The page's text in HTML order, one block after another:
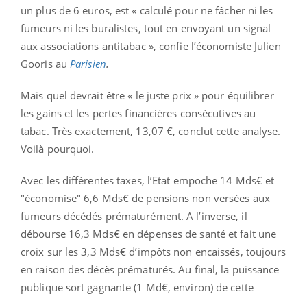
un plus de 6 euros, est « calculé pour ne fâcher ni les
fumeurs ni les buralistes, tout en envoyant un signal
aux associations antitabac », confie l’économiste Julien
Gooris au Parisien.
Mais quel devrait être « le juste prix » pour équilibrer
les gains et les pertes financières consécutives au
tabac. Très exactement, 13,07 €, conclut cette analyse.
Voilà pourquoi.
Avec les différentes taxes, l’Etat empoche 14 Mds€ et
"économise" 6,6 Mds€ de pensions non versées aux
fumeurs décédés prématurément. A l’inverse, il
débourse 16,3 Mds€ en dépenses de santé et fait une
croix sur les 3,3 Mds€ d’impôts non encaissés, toujours
en raison des décès prématurés. Au final, la puissance
publique sort gagnante (1 Md€, environ) de cette